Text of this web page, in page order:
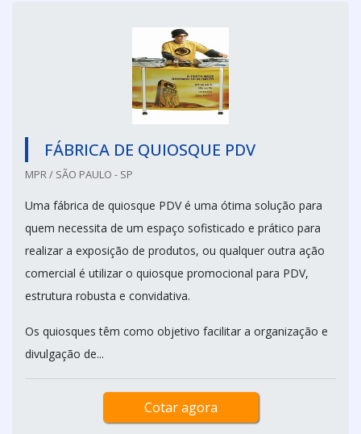
FÁBRICA DE QUIOSQUE PDV
MPR / SÃO PAULO - SP
Uma fábrica de quiosque PDV é uma ótima solução para
quem necessita de um espaço sofisticado e prático para
realizar a exposição de produtos, ou qualquer outra ação
comercial é utilizar o quiosque promocional para PDV,
estrutura robusta e convidativa.
Os quiosques têm como objetivo facilitar a organização e
divulgação de...
Cotar agora